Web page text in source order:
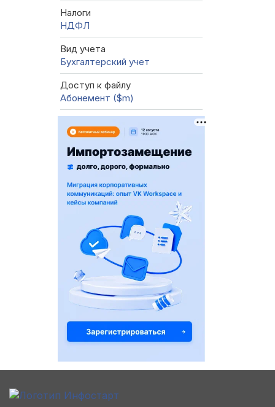
Налоги
НДФЛ
Вид учета
Бухгалтерский учет
Доступ к файлу
Абонемент ($m)